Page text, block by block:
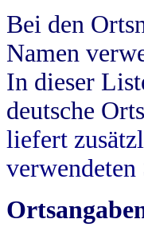
Bei den
Namen
In dieser
deutsche
liefert